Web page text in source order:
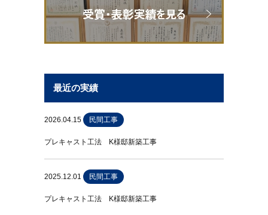
最近の実績
2026.04.15 民間工事
プレキャスト工法 K様邸新築工事
2025.12.01 民間工事
プレキャスト工法 K様邸新築工事